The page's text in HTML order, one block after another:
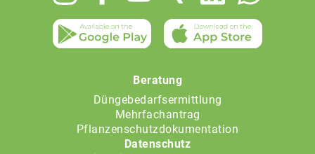
Beratung
Düngebedarfsermittlung
Mehrfachantrag
Pflanzenschutzdokumentation
Datenschutz